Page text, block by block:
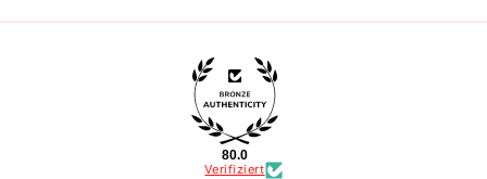
80.0
Verifiziert